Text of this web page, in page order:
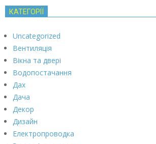
КАТЕГОРІЇ
Uncategorized
Вентиляція
Вікна та двері
Водопостачання
Дах
Дача
Декор
Дизайн
Електропроводка